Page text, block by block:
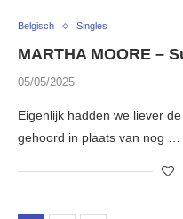
Belgisch Singles
MARTHA MOORE –
05/05/2025
Eigenlijk hadden we liever
gehoord in plaats van nog …